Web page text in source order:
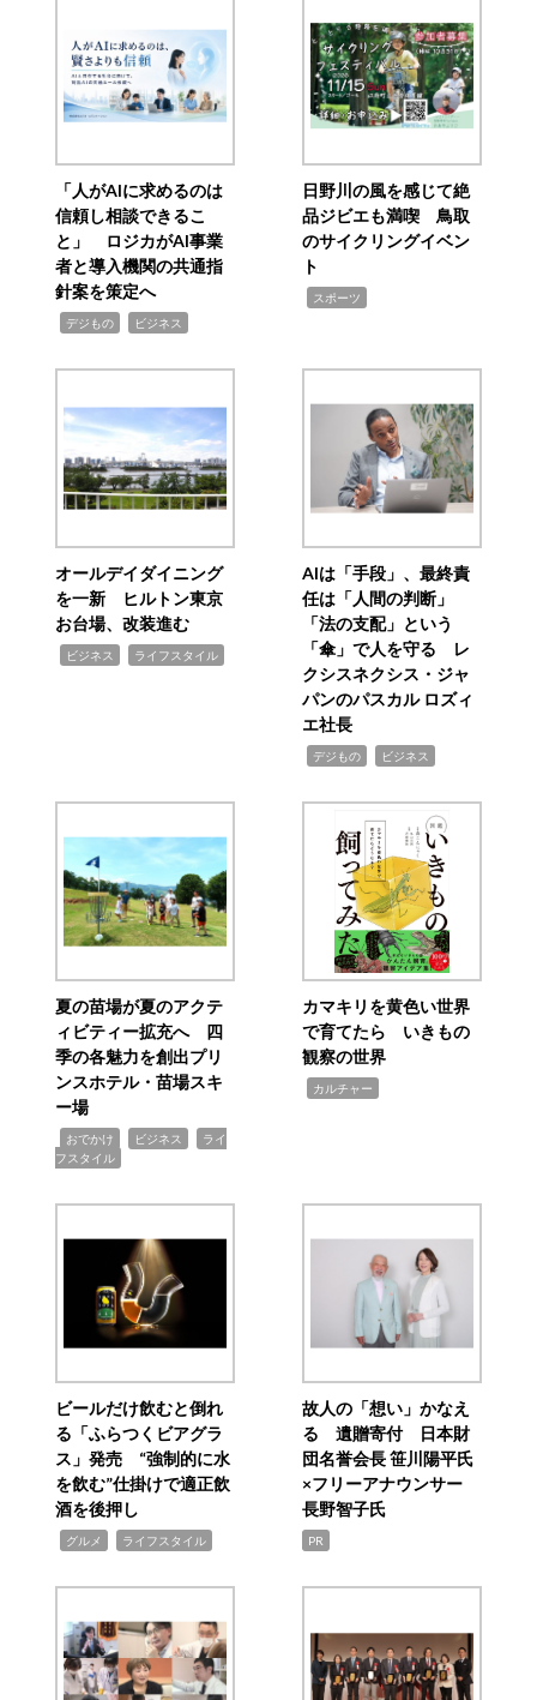
「人がAIに求めるのは
信頼し相談できるこ
と」 ロジカがAI事業
者と導入機関の共通指
針案を策定へ
デジもの ビジネス
日野川の風を感じて絶
品ジビエも満喫 鳥取
のサイクリングイベン
ト
スポーツ
オールデイダイニング
を一新 ヒルトン東京
お台場、改装進む
ビジネス ライフスタイル
AIは「手段」、最終責
任は「人間の判断」
「法の支配」という
「傘」で人を守る レ
クシスネクシス・ジャ
パンのパスカル ロズィ
エ社長
デジもの ビジネス
夏の苗場が夏のアクテ
ィビティー拡充へ 四
季の各魅力を創出プリ
ンスホテル・苗場スキ
ー場
おでかけ ビジネス
ライ
フスタイル
カマキリを黄色い世界
で育てたら いきもの
観察の世界
カルチャー
ビールだけ飲むと倒れ
る「ふらつくビアグラ
ス」発売 “強制的に水
を飲む”仕掛けで適正飲
酒を後押し
グルメ ライフスタイル
故人の「想い」かなえ
る 遺贈寄付 日本財
団名誉会長 笹川陽平氏
×フリーアナウンサー
長野智子氏
PR